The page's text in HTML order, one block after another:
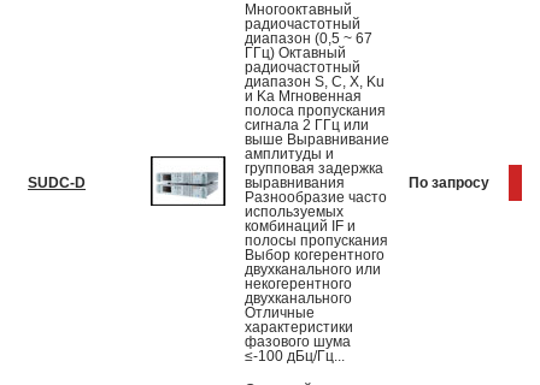
SUDC-D
Многооктавный
радиочастотный
диапазон (0,5 ~ 67
ГГц) Октавный
радиочастотный
диапазон S, C, X, Ku
и Ka Мгновенная
полоса пропускания
сигнала 2 ГГц или
выше Выравнивание
амплитуды и
групповая задержка
выравнивания
Разнообразие часто
используемых
комбинаций IF и
полосы пропускания
Выбор когерентного
двухканального или
некогерентного
двухканального
Отличные
характеристики
фазового шума
≤-100 дБц/Гц...
По запросу